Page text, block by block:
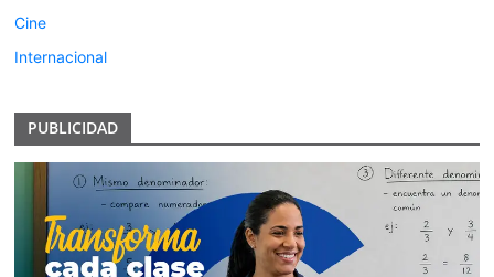
Cine
Internacional
PUBLICIDAD